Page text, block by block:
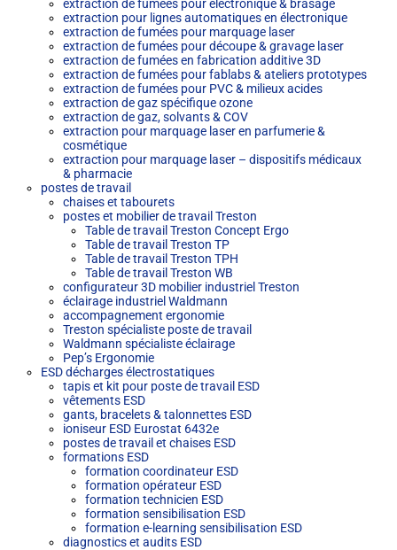
extraction de fumées pour électronique & brasage
extraction pour lignes automatiques en électronique
extraction de fumées pour marquage laser
extraction de fumées pour découpe & gravage laser
extraction de fumées en fabrication additive 3D
extraction de fumées pour fablabs & ateliers prototypes
extraction de fumées pour PVC & milieux acides
extraction de gaz spécifique ozone
extraction de gaz, solvants & COV
extraction pour marquage laser en parfumerie &
cosmétique
extraction pour marquage laser – dispositifs médicaux
& pharmacie
postes de travail
chaises et tabourets
postes et mobilier de travail Treston
Table de travail Treston Concept Ergo
Table de travail Treston TP
Table de travail Treston TPH
Table de travail Treston WB
configurateur 3D mobilier industriel Treston
éclairage industriel Waldmann
accompagnement ergonomie
Treston spécialiste poste de travail
Waldmann spécialiste éclairage
Pep’s Ergonomie
ESD décharges électrostatiques
tapis et kit pour poste de travail ESD
vêtements ESD
gants, bracelets & talonnettes ESD
ioniseur ESD Eurostat 6432e
postes de travail et chaises ESD
formations ESD
formation coordinateur ESD
formation opérateur ESD
formation technicien ESD
formation sensibilisation ESD
formation e-learning sensibilisation ESD
diagnostics et audits ESD